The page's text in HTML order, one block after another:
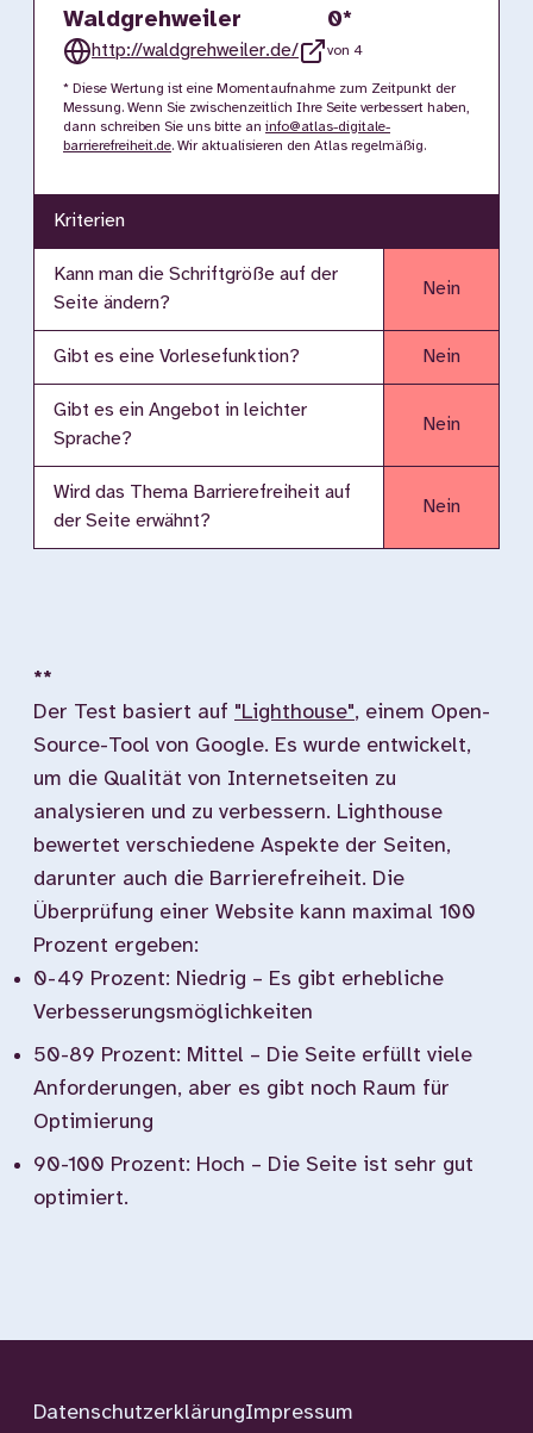
Waldgrehweiler
http://waldgrehweiler.de/
0*
von 4
* Diese Wertung ist eine Momentaufnahme zum Zeitpunkt der
Messung. Wenn Sie zwischenzeitlich Ihre Seite verbessert haben,
dann schreiben Sie uns bitte an info@atlas-digitale-
barrierefreiheit.de. Wir aktualisieren den Atlas regelmäßig.
Kriterien
Kann man die Schriftgröße auf der
Seite ändern?
Nein
Gibt es eine Vorlesefunktion? Nein
Gibt es ein Angebot in leichter
Sprache?
Nein
Wird das Thema Barrierefreiheit auf
der Seite erwähnt?
Nein
**
Der Test basiert auf "Lighthouse", einem Open-
Source-Tool von Google. Es wurde entwickelt,
um die Qualität von Internetseiten zu
analysieren und zu verbessern. Lighthouse
bewertet verschiedene Aspekte der Seiten,
darunter auch die Barrierefreiheit. Die
Überprüfung einer Website kann maximal 100
Prozent ergeben:
0-49 Prozent: Niedrig – Es gibt erhebliche
Verbesserungsmöglichkeiten
50-89 Prozent: Mittel – Die Seite erfüllt viele
Anforderungen, aber es gibt noch Raum für
Optimierung
90-100 Prozent: Hoch – Die Seite ist sehr gut
optimiert.
DatenschutzerklärungImpressum